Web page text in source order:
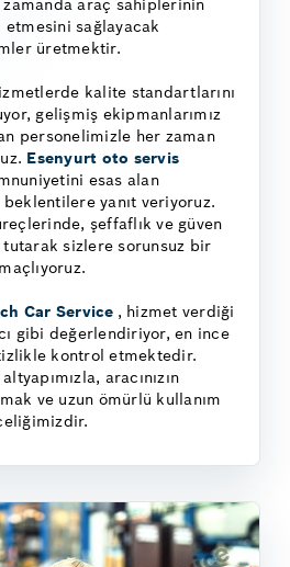
araç sahiplerinin
etmesini sağlayacak
üretmektir.
kalite standartlarını
gelişmiş ekipmanlarımız
personelimizle her zaman
Esenyurt oto servis
esas alan
beklentilere yanıt veriyoruz.
şeffaflık ve güven
sizlere sorunsuz bir
Car Service , hizmet verdiği
gibi değerlendiriyor, en ince
kontrol etmektedir.
aracınızın
ve uzun ömürlü kullanım